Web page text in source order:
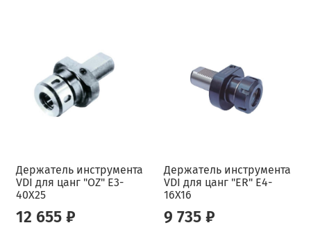
Держатель инструмента
VDI для цанг "OZ" E3-
40X25
12 655 ₽
Держатель инструмента
VDI для цанг "ER" E4-
16X16
9 735 ₽